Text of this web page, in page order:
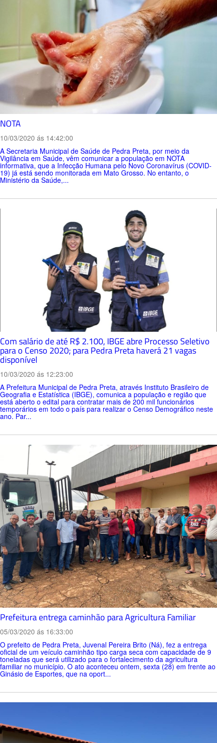
NOTA
10/03/2020 ás 14:42:00
A Secretaria Municipal de Saúde de Pedra Preta, por meio da
Vigilância em Saúde, vêm comunicar a população em NOTA
informativa, que a Infecção Humana pelo Novo Coronavírus (COVID-
19) já está sendo monitorada em Mato Grosso. No entanto, o
Ministério da Saúde,...
Com salário de até R$ 2.100, IBGE abre Processo Seletivo
para o Censo 2020; para Pedra Preta haverá 21 vagas
disponível
10/03/2020 ás 12:23:00
A Prefeitura Municipal de Pedra Preta, através Instituto Brasileiro de
Geografia e Estatística (IBGE), comunica a população e região que
está aberto o edital para contratar mais de 200 mil funcionários
temporários em todo o país para realizar o Censo Demográfico neste
ano. Par...
Prefeitura entrega caminhão para Agricultura Familiar
05/03/2020 ás 16:33:00
O prefeito de Pedra Preta, Juvenal Pereira Brito (Ná), fez a entrega
oficial de um veículo caminhão tipo carga seca com capacidade de 9
toneladas que será utilizado para o fortalecimento da agricultura
familiar no município. O ato aconteceu ontem, sexta (28) em frente ao
Ginásio de Esportes, que na oport...